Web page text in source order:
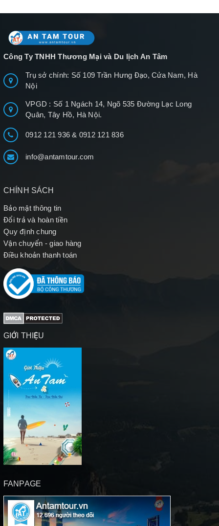
Công Ty TNHH Thương Mại và Du lịch An Tâm
Trụ sở chính: Số 109 Trần Hưng Đạo, Cửa Nam, Hà
Nội
VPGD : Số 1 Ngách 14, Ngõ 535 Đường Lạc Long
Quân, Tây Hồ, Hà Nội.
0912 121 936& 0912 121 836
info@antamtour.com
CHÍNH SÁCH
Bảo mật thông tin
Đổi trả và hoàn tiền
Quy định chung
Vận chuyển - giao hàng
Điều khoản thanh toán
GIỚI THIỆU
FANPAGE